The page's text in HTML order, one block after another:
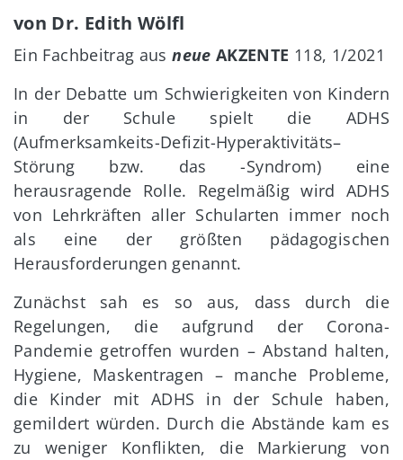
von Dr. Edith Wölfl
Ein Fachbeitrag ausneueAKZENTE 118, 1/2021
In der Debatte um Schwierigkeiten von Kindern
in der Schule spielt die ADHS
(Aufmerksamkeits-Defizit-Hyperaktivitäts–
Störung bzw. das -Syndrom) eine
herausragende Rolle. Regelmäßig wird ADHS
von Lehrkräften aller Schularten immer noch
als eine der größten pädagogischen
Herausforderungen genannt.
Zunächst sah es so aus, dass durch die
Regelungen, die aufgrund der Corona-
Pandemie getroffen wurden – Abstand halten,
Hygiene, Maskentragen – manche Probleme,
die Kinder mit ADHS in der Schule haben,
gemildert würden. Durch die Abstände kam es
zu weniger Konflikten, die Markierung von